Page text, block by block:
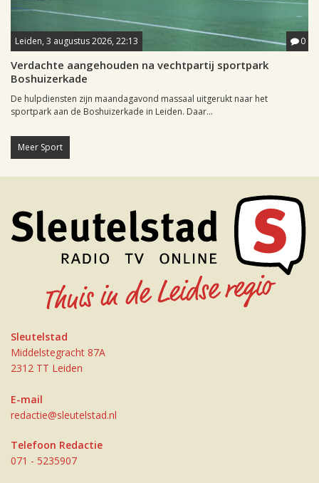
Leiden, 3 augustus 2026, 22:13 0
Verdachte aangehouden na vechtpartij sportpark
Boshuizerkade
De hulpdiensten zijn maandagavond massaal uitgerukt naar het
sportpark aan de Boshuizerkade in Leiden. Daar...
Meer Sport
Sleutelstad
Middelstegracht 87A
2312 TT Leiden
E-mail
redactie@sleutelstad.nl
Telefoon Redactie
071 - 5235907